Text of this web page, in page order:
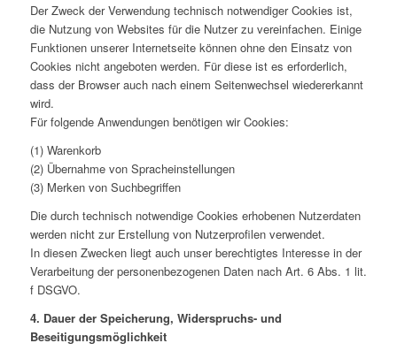
Der Zweck der Verwendung technisch notwendiger Cookies ist,
die Nutzung von Websites für die Nutzer zu vereinfachen. Einige
Funktionen unserer Internetseite können ohne den Einsatz von
Cookies nicht angeboten werden. Für diese ist es erforderlich,
dass der Browser auch nach einem Seitenwechsel wiedererkannt
wird.
Für folgende Anwendungen benötigen wir Cookies:
(1) Warenkorb
(2) Übernahme von Spracheinstellungen
(3) Merken von Suchbegriffen
Die durch technisch notwendige Cookies erhobenen Nutzerdaten
werden nicht zur Erstellung von Nutzerprofilen verwendet.
In diesen Zwecken liegt auch unser berechtigtes Interesse in der
Verarbeitung der personenbezogenen Daten nach Art. 6 Abs. 1 lit.
f DSGVO.
4. Dauer der Speicherung, Widerspruchs- und
Beseitigungsmöglichkeit